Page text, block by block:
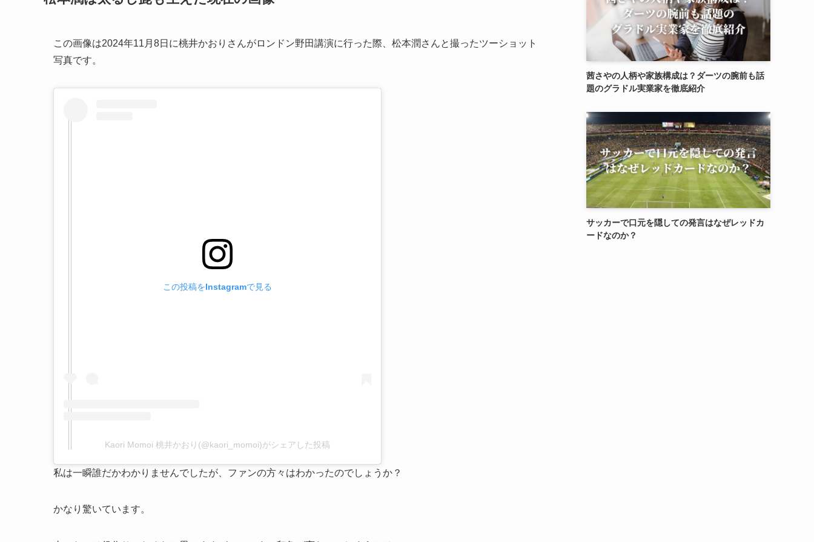
この画像は2024年11月8日に桃井かおりさんがロンドン野田講演に行った際、松本潤さんと撮ったツーショット
写真です。
この投稿をInstagramで見る
Kaori Momoi 桃井かおり(@kaori_momoi)がシェアした投稿
私は一瞬誰だかわかりませんでしたが、ファンの方々はわかったのでしょうか？
かなり驚いています。
茜さやの人柄や家族構成は？ダーツの腕前も話
題のグラドル実業家を徹底紹介
サッカーで口元を隠しての発言はなぜレッドカ
ードなのか？